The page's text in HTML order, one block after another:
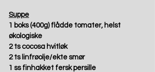
Suppe
1 boks (400g) flådde tomater, helst
økologiske
2 ts cocosa hvitløk
2 ts linfrøolje/ekte smør
1 ss finhakket fersk persille